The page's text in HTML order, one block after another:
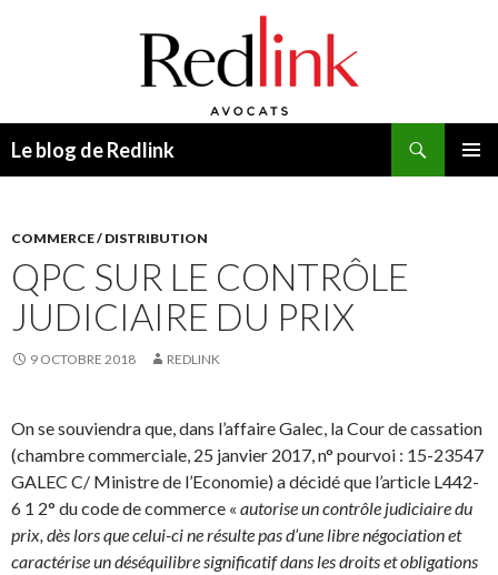
Le blog de Redlink
COMMERCE / DISTRIBUTION
QPC SUR LE CONTRÔLE
JUDICIAIRE DU PRIX
9 OCTOBRE 2018 REDLINK
On se souviendra que, dans l’affaire Galec, la Cour de cassation
(chambre commerciale, 25 janvier 2017, n° pourvoi : 15-23547
GALEC C/ Ministre de l’Economie) a décidé que l’article L442-
6 1 2° du code de commerce « autorise un contrôle judiciaire du
prix, dès lors que celui-ci ne résulte pas d’une libre négociation et
caractérise un déséquilibre significatif dans les droits et obligations